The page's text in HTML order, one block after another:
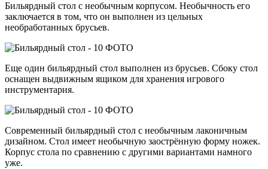
Бильярдный стол с необычным корпусом. Необычность его
заключается в том, что он выполнен из цельных
необработанных брусьев.
Еще один бильярдный стол выполнен из брусьев. Сбоку стол
оснащен выдвижным ящиком для хранения игрового
инструментария.
Современный бильярдный стол с необычным лаконичным
дизайном. Стол имеет необычную заострённую форму ножек.
Корпус стола по сравнению с другими вариантами намного
уже.